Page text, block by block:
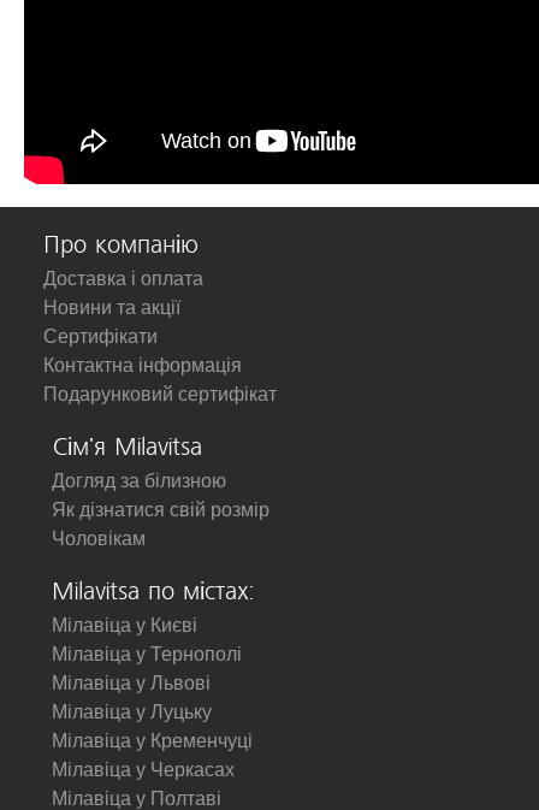
Про компанію
Доставка і оплата
Новини та акції
Сертифікати
Контактна інформація
Подарунковий сертифікат
Сім'я Milavitsa
Догляд за білизною
Як дізнатися свій розмір
Чоловікам
Milavitsa по містах:
Мілавіца у Києві
Мілавіца у Тернополі
Мілавіца у Львові
Мілавіца у Луцьку
Мілавіца у Кременчуці
Мілавіца у Черкасах
Мілавіца у Полтаві